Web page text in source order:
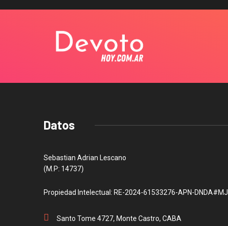
Datos
Sebastian Adrian Lescano
(M.P: 14737)
Propiedad Intelectual: RE-2024-61533276-APN-DNDA#MJ
Santo Tome 4727, Monte Castro, CABA